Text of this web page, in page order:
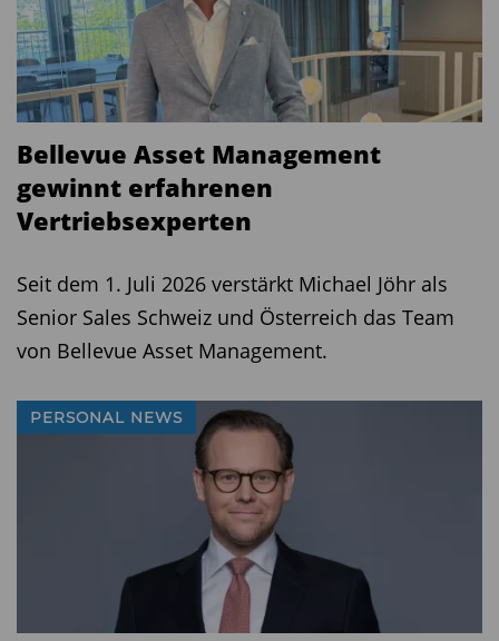
Bellevue Asset Management
gewinnt erfahrenen
Vertriebsexperten
Seit dem 1. Juli 2026 verstärkt Michael Jöhr als
Senior Sales Schweiz und Österreich das Team
von Bellevue Asset Management.
PERSONAL NEWS